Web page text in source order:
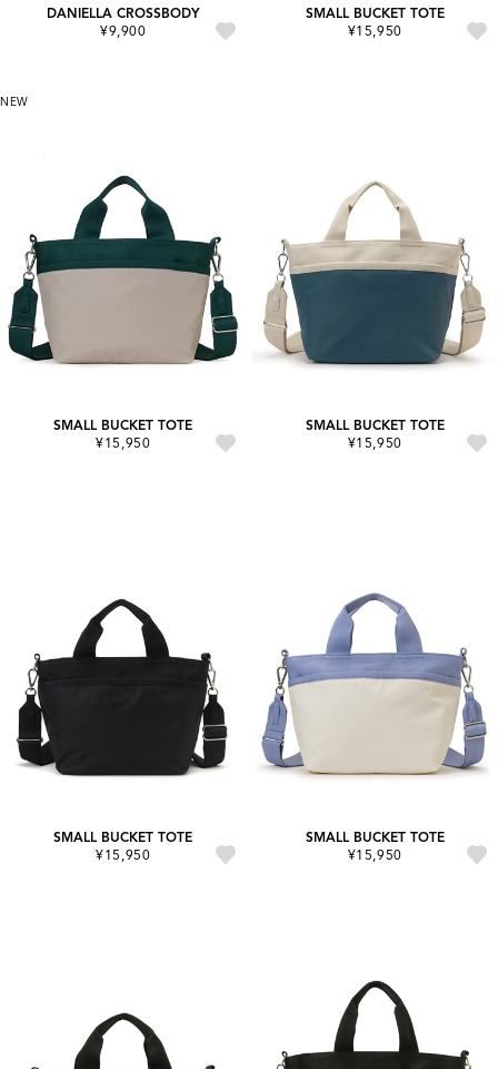
DANIELLA CROSSBODY
¥9,900
SMALL BUCKET TOTE
¥15,950
NEW
SMALL BUCKET TOTE
¥15,950
SMALL BUCKET TOTE
¥15,950
SMALL BUCKET TOTE
¥15,950
SMALL BUCKET TOTE
¥15,950